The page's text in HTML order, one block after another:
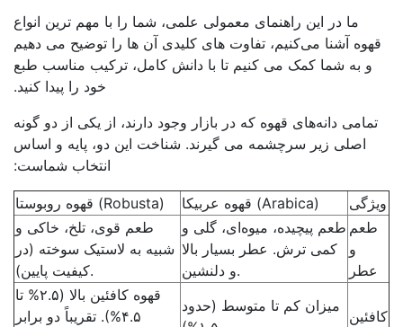
ما در این راهنمای معمولی علمی، شما را با مهم ترین انواع
آشنا می‌کنیم، تفاوت های کلیدی آن ها را توضیح می دهیم
شما کمک می کنیم تا با دانش کامل، ترکیب مناسب طبع
خود را پیدا کنید.
دانه‌های قهوه که در بازار وجود دارند، از یکی از دو گونه
زیر سرچشمه می گیرند. شناخت این دو، پایه و اساس
انتخاب شماست:
قهوه روبوستا (Robusta) قهوه عربیکا (Arabica)
طعم قوی، تلخ، خاکی و
شبیه به لاستیک سوخته (در
طعم پیچیده، میوه‌ای، گلی و
کمی ترش. عطر بسیار بالا
قهوه کافئین بالا (۲.۵% تا
۴.۵%). تقریباً دو برابر
میزان کم تا متوسط (حدود